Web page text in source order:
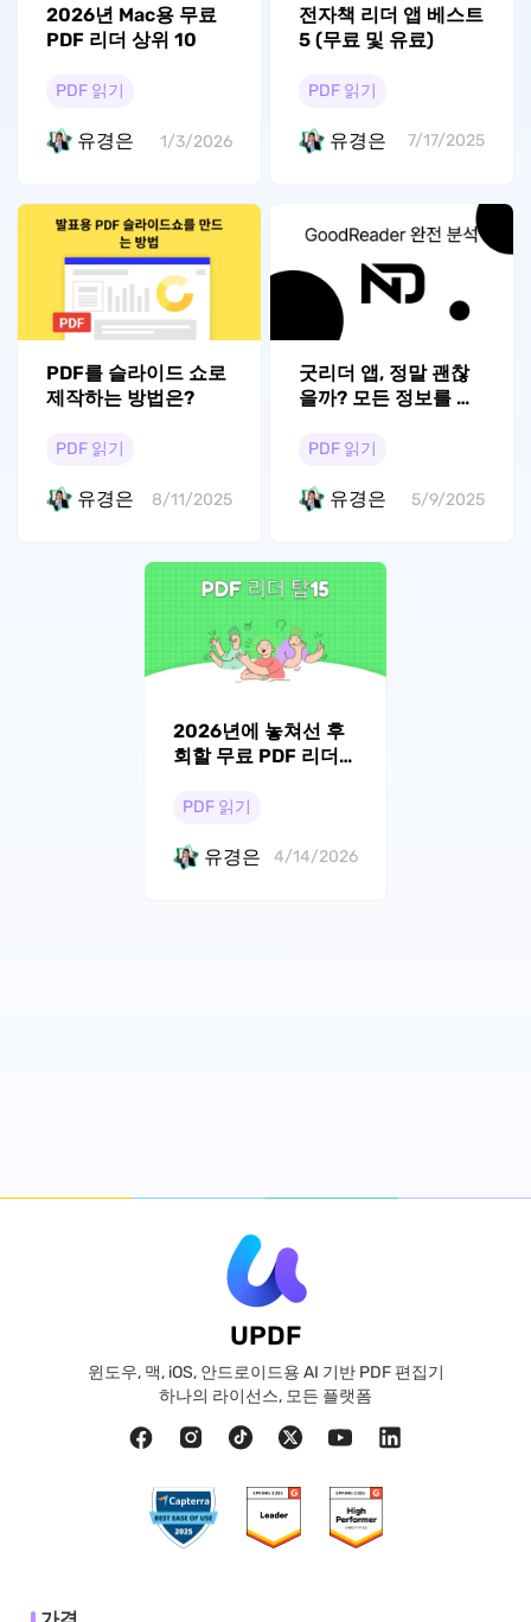
2026년 Mac용 무료
PDF 리더 상위 10
PDF 읽기
유경은 1/3/2026
전자책 리더 앱 베스트
5 (무료 및 유료)
PDF 읽기
유경은 7/17/2025
PDF를 슬라이드 쇼로
제작하는 방법은?
PDF 읽기
유경은 8/11/2025
굿리더 앱, 정말 괜찮
을까? 모든 정보를 한
PDF 읽기
유경은 5/9/2025
2026년에 놓쳐선 후
회할 무료 PDF 리더
PDF 읽기
유경은 4/14/2026
UPDF
윈도우, 맥, iOS, 안드로이드용 AI 기반 PDF 편집기
하나의 라이선스, 모든 플랫폼